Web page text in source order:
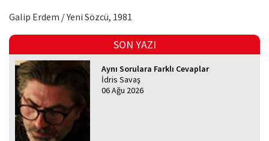
Galip Erdem / Yeni Sözcü, 1981
SON YAZI
Aynı Sorulara Farklı Cevaplar
İdris Savaş
06 Ağu 2026